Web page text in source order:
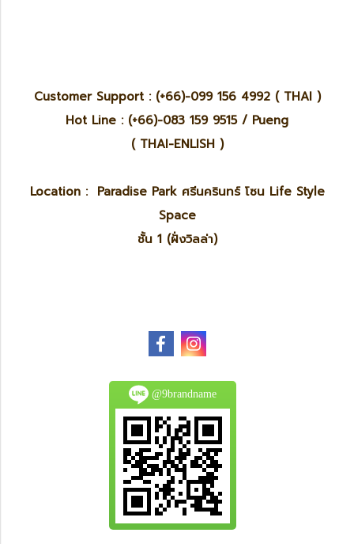
Customer Support : (+66)-099 156 4992 ( THAI )
Hot Line : (+66)-083 159 9515 / Pueng
( THAI-ENLISH )
Location : Paradise Park ศรีนครินทร์ โซน Life Style
Space
ชั้น 1 (ฝั่งวิลล่า)
@9brandname